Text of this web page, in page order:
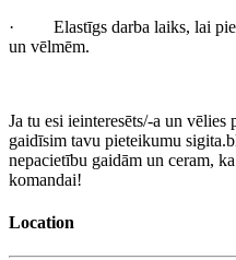
· Elastīgs darba laiks, lai
un vēlmēm.
Ja tu esi ieinteresēts/-a un
gaidīsim tavu pieteikumu
nepacietību gaidām un ceram,
komandai!
Location